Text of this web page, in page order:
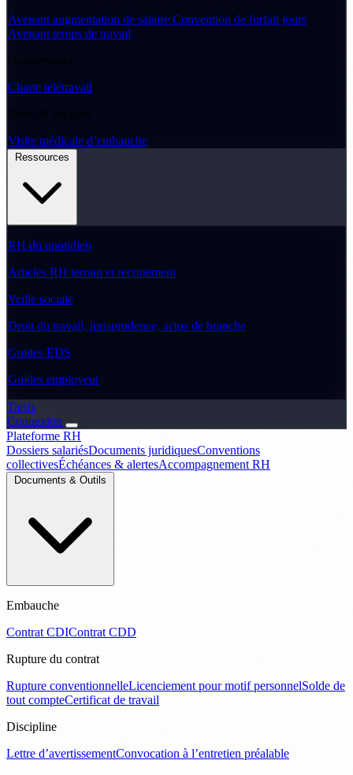
Avenant augmentation de salaire Convention de forfait jours
Avenant temps de travail
Gouvernance
Charte télétravail
Santé & Sécurité
Visite médicale d’embauche
RH du quotidien
Articles RH terrain et recrutement
Veille sociale
Droit du travail, jurisprudence, actus de branche
Guides EDS
Guides employeur
Tarifs
Connexion
Plateforme RH
Dossiers salariésDocuments juridiquesConventions
collectivesÉchéances & alertesAccompagnement RH
Embauche
Contrat CDIContrat CDD
Rupture du contrat
Rupture conventionnelleLicenciement pour motif personnelSolde de
tout compteCertificat de travail
Discipline
Lettre d’avertissementConvocation à l’entretien préalable